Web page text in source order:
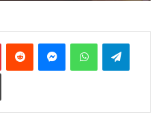
PinterestReddit MessengerWhatsAppTelegram
Imprimer